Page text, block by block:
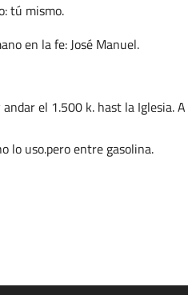
tú mismo.
en la fe: José Manuel.
el 1.500 k. hast la Iglesia. A
lo uso.pero entre gasolina.